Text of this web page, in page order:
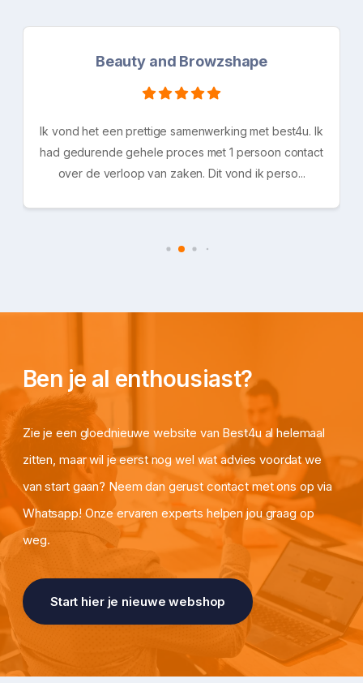
Beauty and Browzshape
Ik vond het een prettige samenwerking met best4u. Ik
had gedurende gehele proces met 1 persoon contact
over de verloop van zaken. Dit vond ik perso...
Ben je al enthousiast?
Zie je een gloednieuwe website van Best4u al helemaal
zitten, maar wil je eerst nog wel wat advies voordat we
van start gaan? Neem dan gerust contact met ons op via
Whatsapp! Onze ervaren experts helpen jou graag op
weg.
Start hier je nieuwe webshop